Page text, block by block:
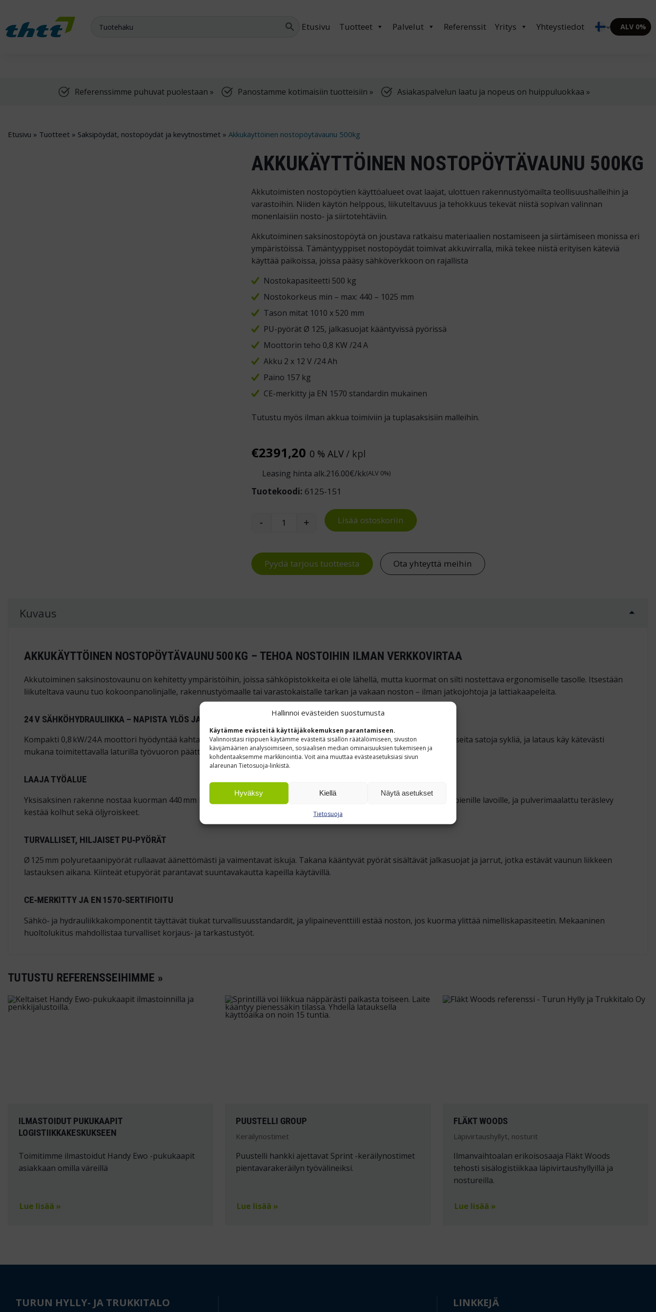
Hallinnoi evästeiden suostumusta
Käytämme evästeitä käyttäjäkokemuksen parantamiseen.
Valinnoistasi riippuen käytämme evästeitä sisällön räätälöimiseen, sivuston
kävijämäärien analysoimiseen, sosiaalisen median ominaisuuksien tukemiseen ja
kohdentaaksemme markkinointia. Voit aina muuttaa evästeasetuksiasi sivun
alareunan Tietosuoja-linkistä.
Hyväksy Kiellä Näytä asetukset
Tietosuoja
Etusivu Tuotteet Palvelut Referenssit Yritys Yhteystiedot ALV 0%
Referenssimme puhuvat puolestaan » Panostamme kotimaisiin tuotteisiin » Asiakaspalvelun laatu ja nopeus on huippuluokkaa »
Etusivu » Tuotteet » Saksipöydät, nostopöydät ja kevytnostimet » Akkukäyttöinen nostopöytävaunu 500kg
AKKUKÄYTTÖINEN NOSTOPÖYTÄVAUNU 500KG
Akkutoimisten nostopöytien käyttöalueet ovat laajat, ulottuen rakennustyömailta teollisuushalleihin ja
varastoihin. Niiden käytön helppous, liikuteltavuus ja tehokkuus tekevät niistä sopivan valinnan
monenlaisiin nosto- ja siirtotehtäviin.
Akkutoiminen saksinostopöytä on joustava ratkaisu materiaalien nostamiseen ja siirtämiseen monissa eri
ympäristöissä. Tämäntyyppiset nostopöydät toimivat akkuvirralla, mikä tekee niistä erityisen käteviä
käyttää paikoissa, joissa pääsy sähköverkkoon on rajallista
Nostokapasiteetti 500 kg
Nostokorkeus min – max: 440 – 1025 mm
Tason mitat 1010 x 520 mm
PU-pyörät Ø 125, jalkasuojat kääntyvissä pyörissä
Moottorin teho 0,8 KW /24 A
Akku 2 x 12 V /24 Ah
Paino 157 kg
CE-merkitty ja EN 1570 standardin mukainen
Tutustu myös ilman akkua toimiviin ja tuplasaksisiin malleihin.
€2391,20 0 % ALV/ kpl
Leasing hinta alk.216.00€/kk(ALV 0%)
Tuotekoodi: 6125-151
Akkukäyttöinen nostopöytävaunu 500kg määrä
- + Lisää ostoskoriin
Pyydä tarjous tuotteesta Ota yhteyttä meihin
Kuvaus
AKKUKÄYTTÖINEN NOSTOPÖYTÄVAUNU 500 KG – TEHOA NOSTOIHIN ILMAN VERKKOVIRTAA
Akkutoiminen saksinostovaunu on kehitetty ympäristöihin, joissa sähköpistokkeita ei ole lähellä, mutta kuormat on silti nostettava ergonomiselle tasolle. Itsestään
liikuteltava vaunu tuo kokoonpanolinjalle, rakennustyömaalle tai varastokaistalle tarkan ja vakaan noston – ilman jatkojohtoja ja lattiakaapeleita.
24 V SÄHKÖHYDRAULIIKKA – NAPISTA YLÖS JA ALAS
Kompakti 0,8 kW/24 A moottori hyödyntää kahta 12 V/24 Ah huoltovapaata akkua. Yhdellä latauksella nostat ja lasket useita satoja sykliä, ja lataus käy kätevästi
mukana toimitettavalla laturilla työvuoron päätteeksi.
LAAJA TYÖALUE
Yksisaksinen rakenne nostaa kuorman 440 mm lattiatasosta aina 1025 mm korkeuteen. Taso sopii niin laatikoille kuin pienille lavoille, ja pulverimaalattu teräslevy
kestää kolhut sekä öljyroiskeet.
TURVALLISET, HILJAISET PU‑PYÖRÄT
Ø 125 mm polyuretaanipyörät rullaavat äänettömästi ja vaimentavat iskuja. Takana kääntyvät pyörät sisältävät jalkasuojat ja jarrut, jotka estävät vaunun liikkeen
lastauksen aikana. Kiinteät etupyörät parantavat suuntavakautta kapeilla käytävillä.
CE‑MERKITTY JA EN 1570‑SERTIFIOITU
Sähkö‑ ja hydrauliikkakomponentit täyttävät tiukat turvallisuus­standardit, ja ylipaineventtiili estää noston, jos kuorma ylittää nimelliskapasiteetin. Mekaaninen
huoltolukitus mahdollistaa turvalliset korjaus‑ ja tarkastustyöt.
TUTUSTU REFERENSSEIHIMME »
ILMASTOIDUT PUKUKAAPIT
LOGISTIIKKAKESKUKSEEN
Toimitimme ilmastoidut Handy Ewo -pukukaapit
asiakkaan omilla väreillä
Lue lisää »
PUUSTELLI GROUP
Keräilynostimet
Puustelli hankki ajettavat Sprint -keräilynostimet
pientavarakeräilyn työvälineiksi.
Lue lisää »
FLÄKT WOODS
Läpivirtaushyllyt, nosturit
Ilmanvaihtoalan erikoisosaaja Fläkt Woods
tehosti sisälogistiikkaa läpivirtaushyllyillä ja
nostureilla.
Lue lisää »
TURUN HYLLY- JA TRUKKITALO LINKKEJÄ